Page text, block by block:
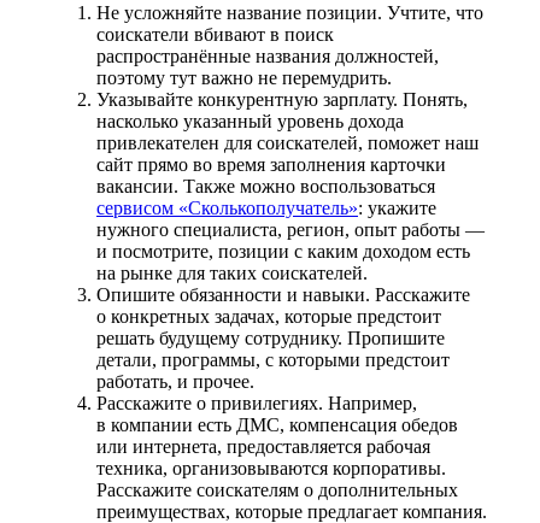
Не усложняйте название позиции. Учтите, что
соискатели вбивают в поиск
распространённые названия должностей,
поэтому тут важно не перемудрить.
Указывайте конкурентную зарплату. Понять,
насколько указанный уровень дохода
привлекателен для соискателей, поможет наш
сайт прямо во время заполнения карточки
вакансии. Также можно воспользоваться
сервисом «Сколькополучатель»: укажите
нужного специалиста, регион, опыт работы —
и посмотрите, позиции с каким доходом есть
на рынке для таких соискателей.
Опишите обязанности и навыки. Расскажите
о конкретных задачах, которые предстоит
решать будущему сотруднику. Пропишите
детали, программы, с которыми предстоит
работать, и прочее.
Расскажите о привилегиях. Например,
в компании есть ДМС, компенсация обедов
или интернета, предоставляется рабочая
техника, организовываются корпоративы.
Расскажите соискателям о дополнительных
преимуществах, которые предлагает компания.